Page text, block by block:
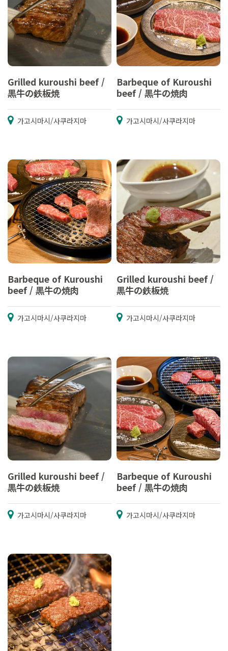
Grilled kuroushi beef /
黒牛の鉄板焼
가고시마시/사쿠라지마
Barbeque of Kuroushi
beef / 黒牛の焼肉
가고시마시/사쿠라지마
Barbeque of Kuroushi
beef / 黒牛の焼肉
가고시마시/사쿠라지마
Grilled kuroushi beef /
黒牛の鉄板焼
가고시마시/사쿠라지마
Grilled kuroushi beef /
黒牛の鉄板焼
가고시마시/사쿠라지마
Barbeque of Kuroushi
beef / 黒牛の焼肉
가고시마시/사쿠라지마